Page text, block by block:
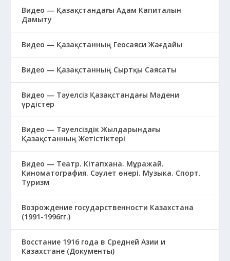
Видео — Қазақстандағы Адам Капиталын
Дамыту
Видео — Қазақстанның Геосаяси Жағдайы
Видео — Қазақстанның Сыртқы Саясаты
Видео — Тәуелсіз Қазақстандағы Мәдени
үрдістер
Видео — Тәуелсіздік Жылдарындағы
Қазақстанның Жетістіктері
Видео — Театр. Кітапхана. Мұражай.
Киноматография. Сәулет өнері. Музыка. Спорт.
Туризм
Возрождение государственности Казахстана
(1991-1996гг.)
Восстание 1916 года в Средней Азии и
Казахстане (Документы)